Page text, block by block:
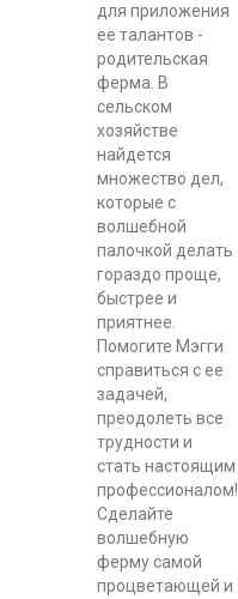
для приложения
ее талантов -
родительская
ферма. В
сельском
хозяйстве
найдется
множество дел,
которые с
волшебной
палочкой делать
гораздо проще,
быстрее и
приятнее.
Помогите Мэгги
справиться с ее
задачей,
преодолеть все
трудности и
стать настоящим
профессионалом!
Сделайте
волшебную
ферму самой
процветающей и